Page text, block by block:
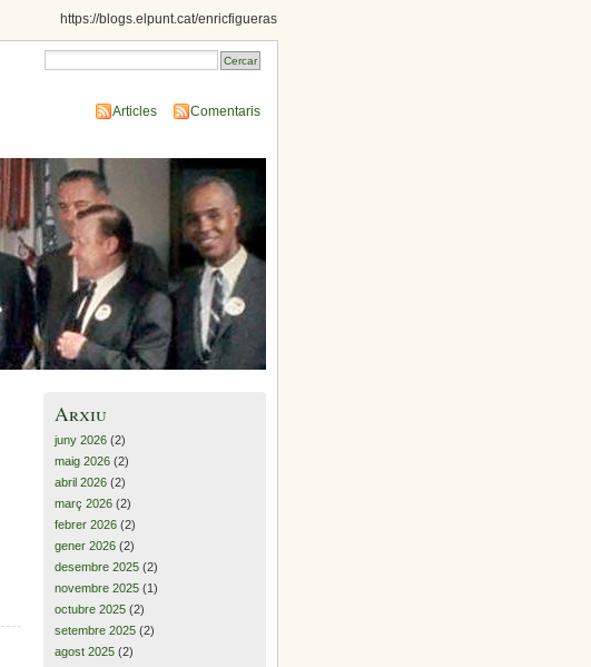
https://blogs.elpunt.cat/enricfigueras
Articles Comentaris
Arxiu
juny 2026 (2)
maig 2026 (2)
abril 2026 (2)
març 2026 (2)
febrer 2026 (2)
gener 2026 (2)
desembre 2025 (2)
novembre 2025 (1)
octubre 2025 (2)
setembre 2025 (2)
agost 2025 (2)